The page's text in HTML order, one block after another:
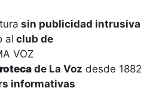
sin publicidad intrusiva
al club de
VOZ
de La Voz desde 1882
informativas